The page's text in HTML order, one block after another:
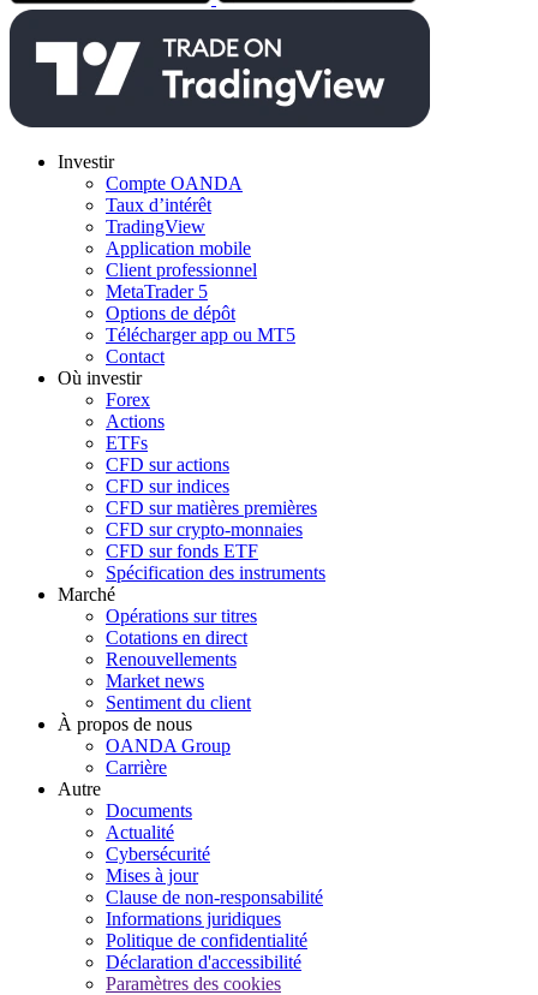
Investir
Compte OANDA
Taux d’intérêt
TradingView
Application mobile
Client professionnel
MetaTrader 5
Options de dépôt
Télécharger app ou MT5
Contact
Où investir
Forex
Actions
ETFs
CFD sur actions
CFD sur indices
CFD sur matières premières
CFD sur crypto-monnaies
CFD sur fonds ETF
Spécification des instruments
Marché
Opérations sur titres
Cotations en direct
Renouvellements
Market news
Sentiment du client
À propos de nous
OANDA Group
Carrière
Autre
Documents
Actualité
Cybersécurité
Mises à jour
Clause de non-responsabilité
Informations juridiques
Politique de confidentialité
Déclaration d'accessibilité
Paramètres des cookies